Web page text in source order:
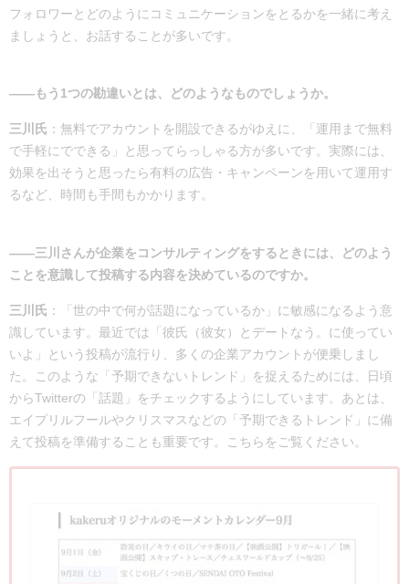
フォロワーとどのようにコミュニケーションをとるかを一緒に考え
ましょうと、お話することが多いです。
――もう1つの勘違いとは、どのようなものでしょうか。
三川氏 ：無料でアカウントを開設できるがゆえに、「運用まで無料
で手軽にでできる」と思ってらっしゃる方が多いです。実際には、
効果を出そうと思ったら有料の広告・キャンペーンを用いて運用す
るなど、時間も手間もかかります。
――三川さんが企業をコンサルティングをするときには、どのよう
ことを意識して投稿する内容を決めているのですか。
三川氏 ：「世の中で何が話題になっているか」に敏感になるよう意
識しています。最近では「彼氏（彼女）とデートなう。に使ってい
いよ」という投稿が流行り、多くの企業アカウントが便乗しまし
た。このような「予期できないトレンド」を捉えるためには、日頃
からTwitterの「話題」をチェックするようにしています。あとは、
エイプリルフールやクリスマスなどの「予期できるトレンド」に備
えて投稿を準備することも重要です。こちらをご覧ください。